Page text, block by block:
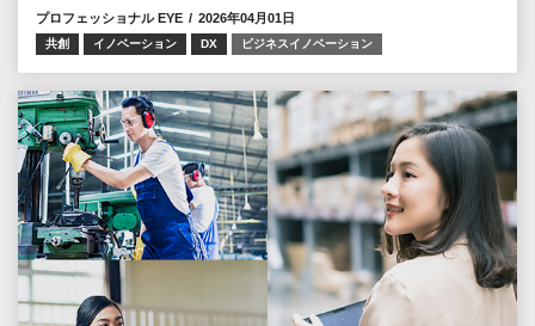
プロフェッショナル EYE 2026年04月01日
共創 イノベーション DX ビジネスイノベーション